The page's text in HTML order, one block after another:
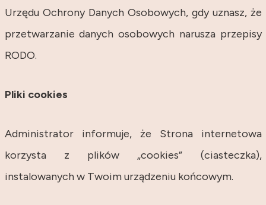
Urzędu Ochrony Danych Osobowych, gdy uznasz, że
przetwarzanie danych osobowych narusza przepisy
RODO.
Pliki cookies
Administrator informuje, że Strona internetowa
korzysta z plików „cookies” (ciasteczka),
instalowanych w Twoim urządzeniu końcowym.